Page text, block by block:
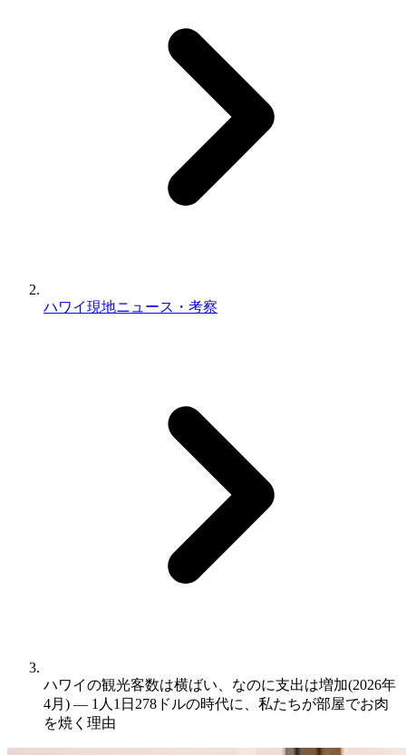
ハワイ現地ニュース・考察
ハワイの観光客数は横ばい、なのに支出は増加(2026年
4月) ― 1人1日278ドルの時代に、私たちが部屋でお肉
を焼く理由